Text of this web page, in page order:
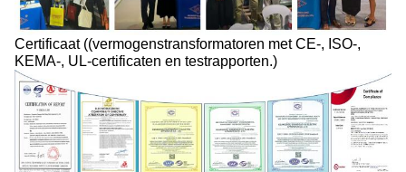
Certificaat ((vermogenstransformatoren met CE-, ISO-,
KEMA-, UL-certificaten en testrapporten.)